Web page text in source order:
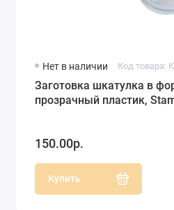
Нет в наличии Код товара:
Заготовка шкатулка в
прозрачный пластик,
150.00р.
Купить